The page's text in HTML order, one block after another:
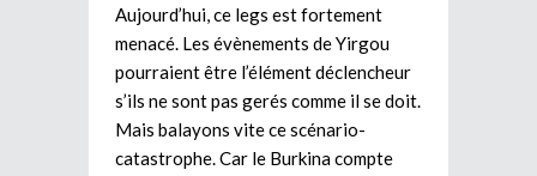
Aujourd’hui, ce legs est fortement
menacé. Les évènements de Yirgou
pourraient être l’élément déclencheur
s’ils ne sont pas gerés comme il se doit.
Mais balayons vite ce scénario-
catastrophe. Car le Burkina compte